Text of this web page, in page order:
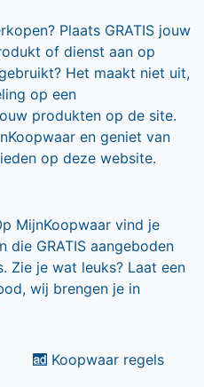
Plaats GRATIS jouw
of dienst aan op
Het maakt niet uit,
op een
produkten op de site.
en geniet van
op deze website.
MijnKoopwaar vind je
die GRATIS aangeboden
Zie je wat leuks? Laat een
wij brengen je in
Koopwaar regels